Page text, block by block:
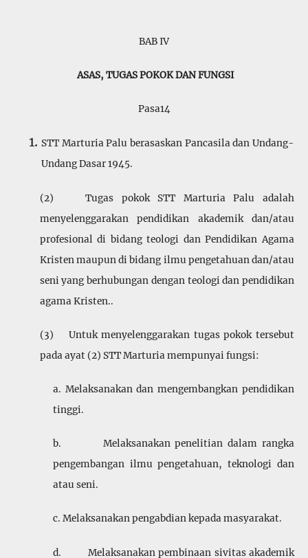
BAB IV
ASAS, TUGAS POKOK DAN FUNGSI
Pasa14
STT Marturia Palu berasaskan Pancasila dan Undang-
Undang Dasar 1945.
(2) Tugas pokok STT Marturia Palu adalah
menyelengga­rakan pendidikan akademik dan/atau
profesional di bidang teologi dan Pendidikan Agama
Kristen maupun di bidang ilmu pengetahuan dan/atau
seni yang berhubungan dengan teologi dan pendidikan
agama Kristen..
(3) Untuk menyelenggarakan tugas pokok tersebut
pada ayat (2) STT Marturia mempunyai fungsi:
a. Melaksanakan dan mengembangkan pendidikan
tinggi.
b. Melaksanakan penelitian dalam rangka
pengem­bangan ilmu pengetahuan, teknologi dan
atau seni.
c. Melaksanakan pengabdian kepada masyarakat.
d. Melaksanakan pembinaan sivitas akademik